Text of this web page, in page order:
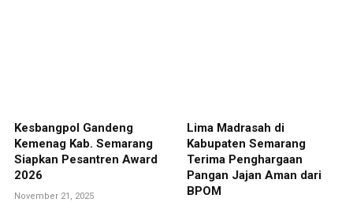
Kesbangpol Gandeng
Kemenag Kab. Semarang
Siapkan Pesantren Award
2026
November 21, 2025
Lima Madrasah di
Kabupaten Semarang
Terima Penghargaan
Pangan Jajan Aman dari
BPOM